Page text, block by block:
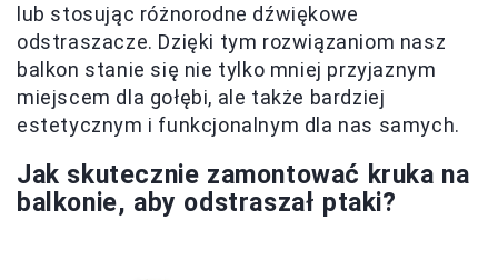
lub stosując różnorodne dźwiękowe
odstraszacze. Dzięki tym rozwiązaniom nasz
balkon stanie się nie tylko mniej przyjaznym
miejscem dla gołębi, ale także bardziej
estetycznym i funkcjonalnym dla nas samych.
Jak skutecznie zamontować kruka na
balkonie, aby odstraszał ptaki?